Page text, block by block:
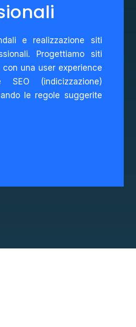
e realizzazione siti
Progettiamo siti
una user experience
SEO (indicizzazione)
le regole suggerite